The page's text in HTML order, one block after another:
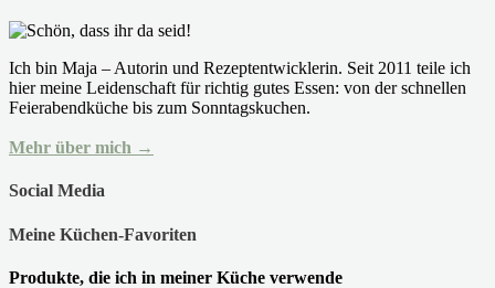
Ich bin Maja – Autorin und Rezeptentwicklerin. Seit 2011 teile ich
hier meine Leidenschaft für richtig gutes Essen: von der schnellen
Feierabendküche bis zum Sonntagskuchen.
Mehr über mich →
Social Media
Meine Küchen-Favoriten
Produkte, die ich in meiner Küche verwende